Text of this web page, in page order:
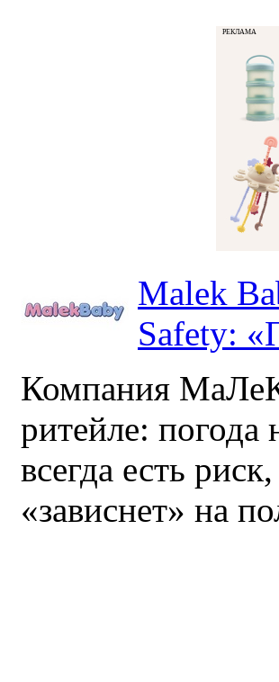
РЕКЛАМА
Malek
Safety:
Компания
ритейле: погода
всегда есть
«зависнет» на